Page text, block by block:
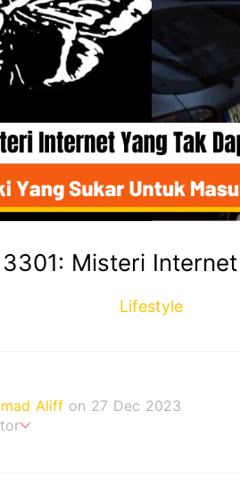
Misteri
Lifestyle
Aliff on 27 Dec 2023